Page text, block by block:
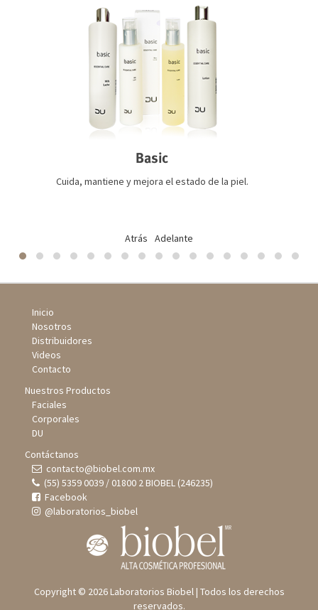
Basic
Cuida, mantiene y mejora el estado de la piel.
Atrás Adelante
Inicio
Nosotros
Distribuidores
Videos
Contacto
Nuestros Productos
Faciales
Corporales
DU
Contáctanos
contacto@biobel.com.mx
(55) 5359 0039 / 01800 2 BIOBEL (246235)
Facebook
@laboratorios_biobel
Copyright © 2026 Laboratorios Biobel | Todos los derechos
reservados.